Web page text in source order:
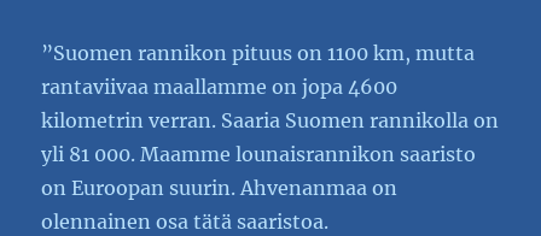
”Suomen rannikon pituus on 1100 km, mutta
rantaviivaa maallamme on jopa 4600
kilometrin verran. Saaria Suomen rannikolla on
yli 81 000. Maamme lounaisrannikon saaristo
on Euroopan suurin. Ahvenanmaa on
olennainen osa tätä saaristoa.